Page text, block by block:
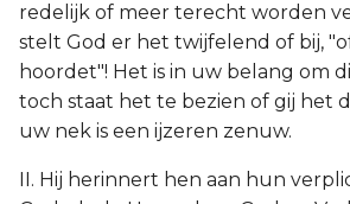
redelijk of meer terecht worden
stelt God er het twijfelend of bij,
hoordet"! Het is in uw belang om
toch staat het te bezien of gij het
uw nek is een ijzeren zenuw.
II. Hij herinnert hen aan hun